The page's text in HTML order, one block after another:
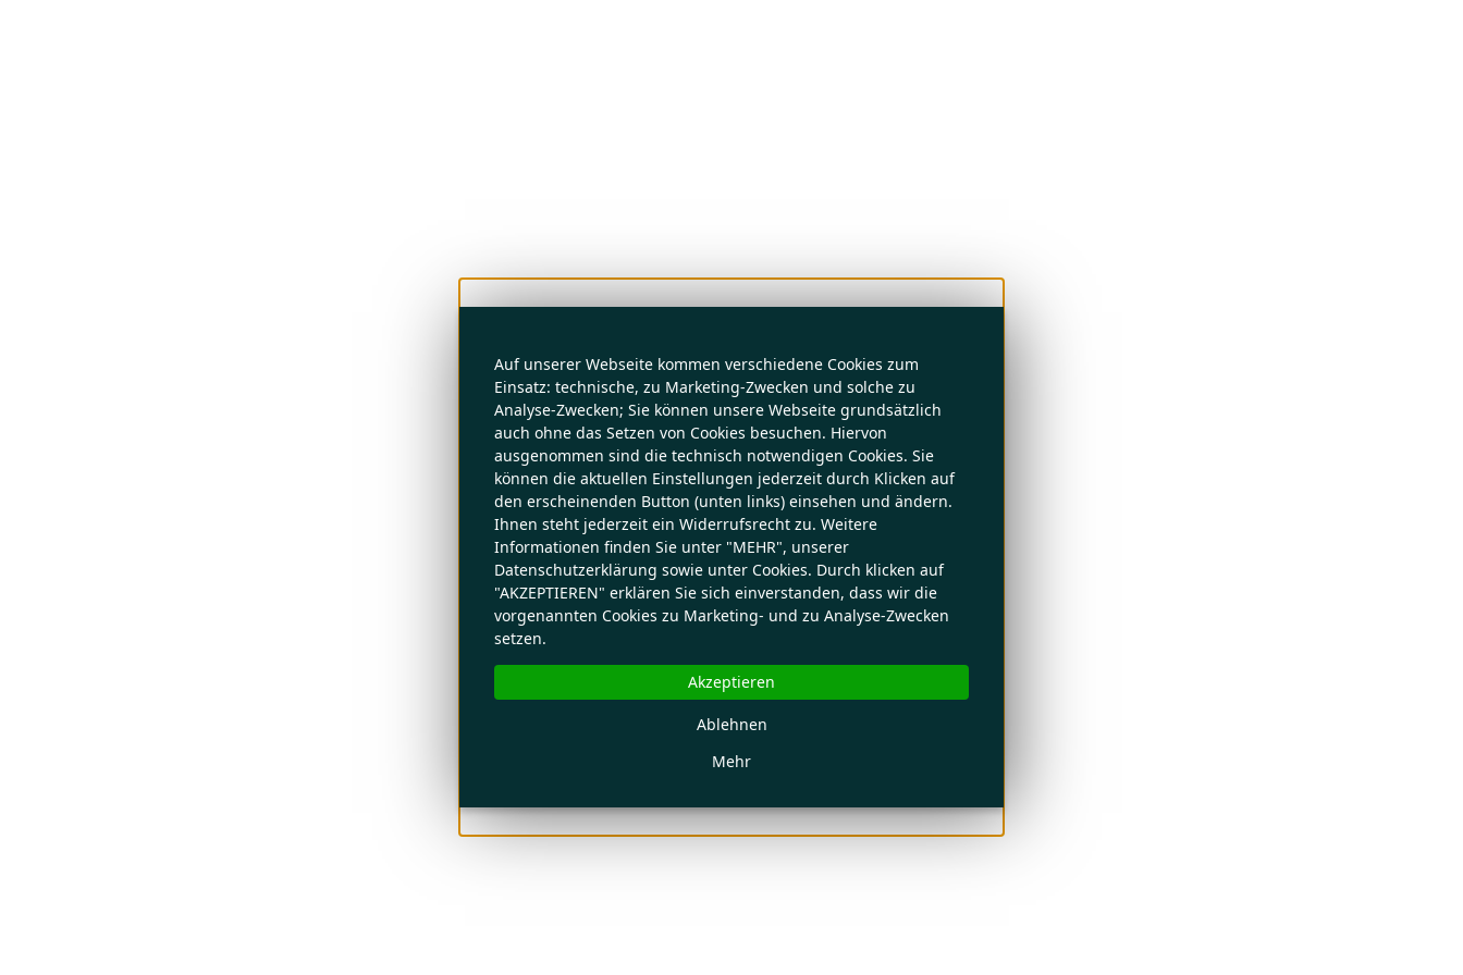
Auf unserer Webseite kommen verschiedene Cookies zum
Einsatz: technische, zu Marketing-Zwecken und solche zu
Analyse-Zwecken; Sie können unsere Webseite grundsätzlich
auch ohne das Setzen von Cookies besuchen. Hiervon
ausgenommen sind die technisch notwendigen Cookies. Sie
können die aktuellen Einstellungen jederzeit durch Klicken auf
den erscheinenden Button (unten links) einsehen und ändern.
Ihnen steht jederzeit ein Widerrufsrecht zu. Weitere
Informationen finden Sie unter "MEHR", unserer
Datenschutzerklärung sowie unter Cookies. Durch klicken auf
"AKZEPTIEREN" erklären Sie sich einverstanden, dass wir die
vorgenannten Cookies zu Marketing- und zu Analyse-Zwecken
setzen.
Mehr
Ablehnen
Akzeptieren